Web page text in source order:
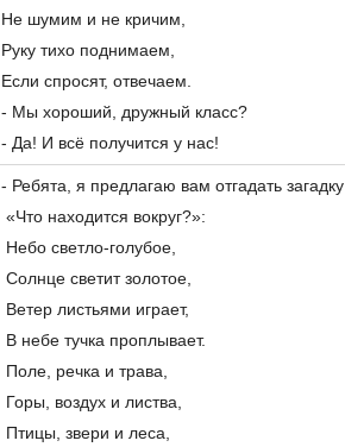
Не шумим и не кричим,
Руку тихо поднимаем,
Если спросят, отвечаем.
- Мы хороший, дружный класс?
- Да! И всё получится у нас!
- Ребята, я предлагаю вам отгадать загадку
«Что находится вокруг?»:
Небо светло-голубое,
Солнце светит золотое,
Ветер листьями играет,
В небе тучка проплывает.
Поле, речка и трава,
Горы, воздух и листва,
Птицы, звери и леса,